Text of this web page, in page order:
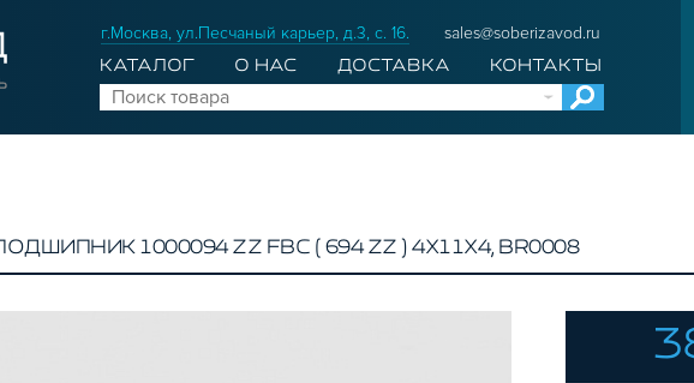
г.Москва, ул.Песчаный карьер, д.3, с. 16. sales@soberizavod.ru
КАТАЛОГ О НАС ДОСТАВКА КОНТАКТЫ
ПОДШИПНИК 1000094 ZZ FBC ( 694 ZZ ) 4Х11Х4, BR0008